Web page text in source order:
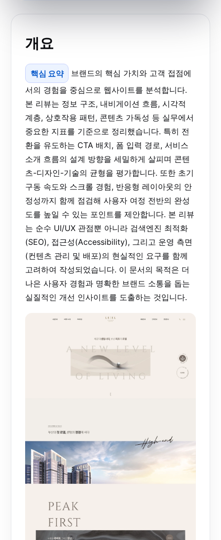
개요
핵심 요약
브랜드의 핵심 가치와 고객 접점에
서의 경험을 중심으로 웹사이트를 분석합니다.
본 리뷰는 정보 구조, 내비게이션 흐름, 시각적
계층, 상호작용 패턴, 콘텐츠 가독성 등 실무에서
중요한 지표를 기준으로 정리했습니다. 특히 전
환을 유도하는 CTA 배치, 폼 입력 경로, 서비스
소개 흐름의 설계 방향을 세밀하게 살피며 콘텐
츠-디자인-기술의 균형을 평가합니다. 또한 초기
구동 속도와 스크롤 경험, 반응형 레이아웃의 안
정성까지 함께 점검해 사용자 여정 전반의 완성
도를 높일 수 있는 포인트를 제안합니다. 본 리뷰
는 순수 UI/UX 관점뿐 아니라 검색엔진 최적화
(SEO), 접근성(Accessibility), 그리고 운영 측면
(컨텐츠 관리 및 배포)의 현실적인 요구를 함께
고려하여 작성되었습니다. 이 문서의 목적은 더
나은 사용자 경험과 명확한 브랜드 소통을 돕는
실질적인 개선 인사이트를 도출하는 것입니다.